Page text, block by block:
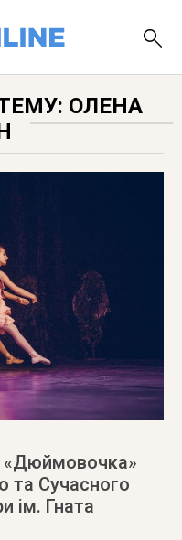
ОЛЕНА
«Дюймовочка»
та Сучасного
ім. Гната